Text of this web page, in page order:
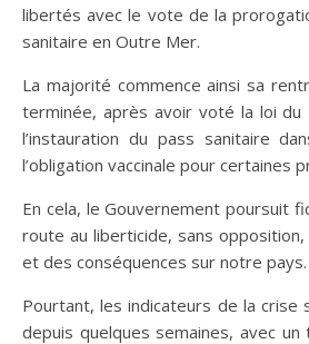
libertés avec le vote de la
sanitaire en Outre Mer.
La majorité commence ainsi sa
terminée, après avoir voté la loi du
l’instauration du pass sanitaire
l’obligation vaccinale pour certaines
En cela, le Gouvernement poursuit
route au liberticide, sans
et des conséquences sur notre pays.
Pourtant, les indicateurs de la crise
depuis quelques semaines, avec un